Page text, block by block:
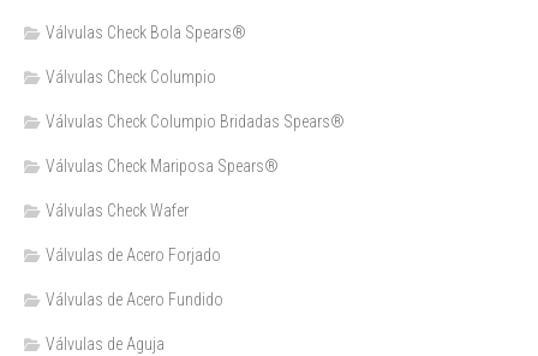
Válvulas Check Bola Spears®
Válvulas Check Columpio
Válvulas Check Columpio Bridadas Spears®
Válvulas Check Mariposa Spears®
Válvulas Check Wafer
Válvulas de Acero Forjado
Válvulas de Acero Fundido
Válvulas de Aguja